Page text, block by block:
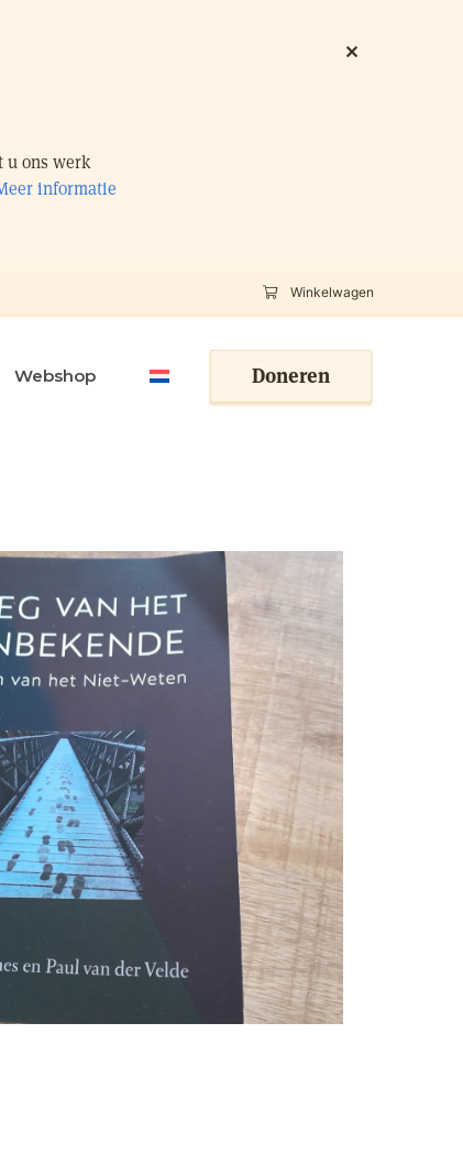
u ons werk
informatie
Winkelwagen
Webshop Doneren